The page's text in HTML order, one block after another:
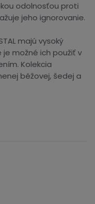
odolnosťou proti
jeho ignorovanie.
majú vysoký
možné ich použiť v
Kolekcia
béžovej, šedej a